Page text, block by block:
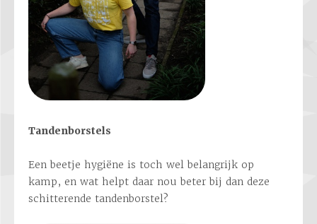
Tandenborstels
Een beetje hygiëne is toch wel belangrijk op
kamp, en wat helpt daar nou beter bij dan deze
schitterende tandenborstel?